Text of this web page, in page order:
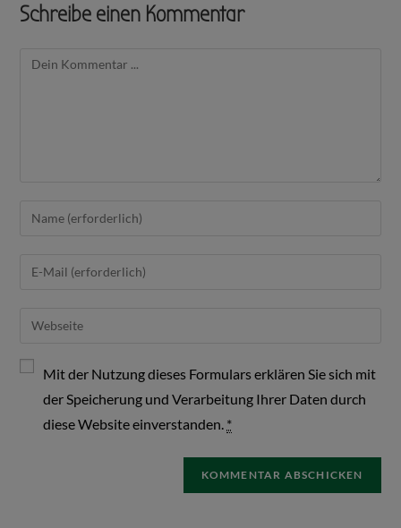
Schreibe einen Kommentar
Mit der Nutzung dieses Formulars erklären Sie sich mit
der Speicherung und Verarbeitung Ihrer Daten durch
diese Website einverstanden. *